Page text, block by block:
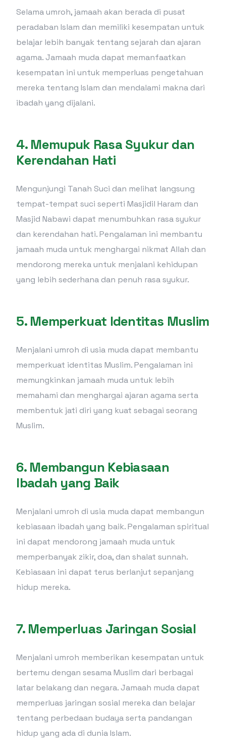
Selama umroh, jamaah akan berada di pusat
peradaban Islam dan memiliki kesempatan untuk
belajar lebih banyak tentang sejarah dan ajaran
agama. Jamaah muda dapat memanfaatkan
kesempatan ini untuk memperluas pengetahuan
mereka tentang Islam dan mendalami makna dari
ibadah yang dijalani.
4. Memupuk Rasa Syukur dan
Kerendahan Hati
Mengunjungi Tanah Suci dan melihat langsung
tempat-tempat suci seperti Masjidil Haram dan
Masjid Nabawi dapat menumbuhkan rasa syukur
dan kerendahan hati. Pengalaman ini membantu
jamaah muda untuk menghargai nikmat Allah dan
mendorong mereka untuk menjalani kehidupan
yang lebih sederhana dan penuh rasa syukur.
5. Memperkuat Identitas Muslim
Menjalani umroh di usia muda dapat membantu
memperkuat identitas Muslim. Pengalaman ini
memungkinkan jamaah muda untuk lebih
memahami dan menghargai ajaran agama serta
membentuk jati diri yang kuat sebagai seorang
Muslim.
6. Membangun Kebiasaan
Ibadah yang Baik
Menjalani umroh di usia muda dapat membangun
kebiasaan ibadah yang baik. Pengalaman spiritual
ini dapat mendorong jamaah muda untuk
memperbanyak zikir, doa, dan shalat sunnah.
Kebiasaan ini dapat terus berlanjut sepanjang
hidup mereka.
7. Memperluas Jaringan Sosial
Menjalani umroh memberikan kesempatan untuk
bertemu dengan sesama Muslim dari berbagai
latar belakang dan negara. Jamaah muda dapat
memperluas jaringan sosial mereka dan belajar
tentang perbedaan budaya serta pandangan
hidup yang ada di dunia Islam.